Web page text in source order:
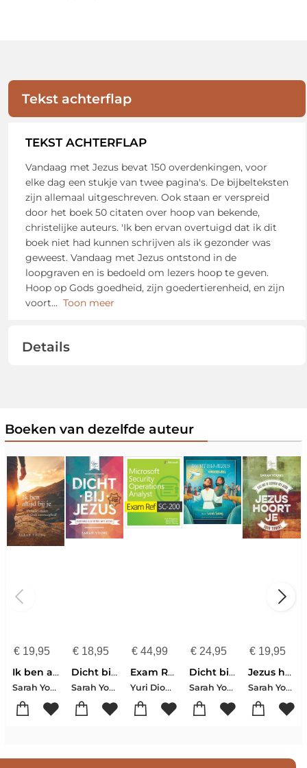
Tekst achterflap
TEKST ACHTERFLAP
Vandaag met Jezus bevat 150 overdenkingen, voor
elke dag een stukje van twee pagina's. De bijbelteksten
zijn allemaal uitgeschreven. Ook staan er verspreid
door het boek 50 citaten over hoop van bekende,
christelijke auteurs. 'Ik ben ervan overtuigd dat ik dit
boek niet had kunnen schrijven als ik gezonder was
geweest. Vandaag met Jezus ontstond in de
loopgraven en is bedoeld om lezers hoop te geven.
Hoop op Gods goedheid, zijn goedertierenheid, en zijn
voort... Toon meer
Details
Boeken van dezelfde auteur
€19,95
Ik ben altijd bij je
Sarah Young
€18,95
Dicht bij Jezus voor jonge tieners
Sarah Young
€ 44,99
Exam Ref SC-200 Microsoft Security Operations Analyst
Yuri Diogenes-Jake Mowrer-Sarah Young
€ 24,95
Dicht bij Jezus
Sarah Young
€ 19,95
Jezus hoort je voor tieners
Sarah Young